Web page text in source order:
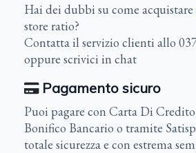
Hai dei dubbi su come
store ratio?
Contatta il servizio clienti allo
oppure scrivici in chat
Pagamento sicuro
Puoi pagare con Carta Di
Bonifico Bancario o tramite
totale sicurezza e con estrema